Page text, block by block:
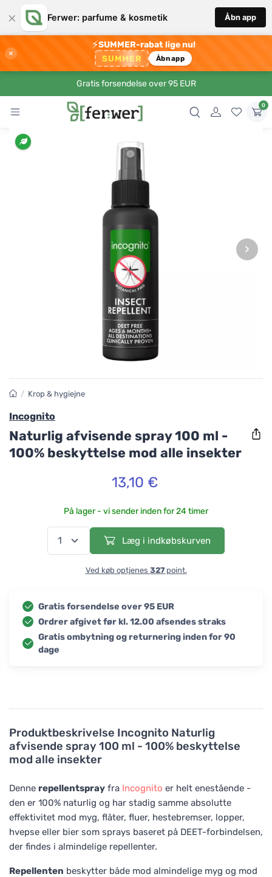
× Ferwer: parfume & kosmetik Åbn app
×
⚡SUMMER-rabat lige nu!
SUMMER Åbn app
Gratis forsendelse over 95 EUR
0
›
Produktbeskrivelse Incognito Naturlig
afvisende spray 100 ml - 100% beskyttelse
mod alle insekter
Denne repellentspray fra Incognito er helt enestående -
den er 100% naturlig og har stadig samme absolutte
effektivitet mod myg, flåter, fluer, hestebremser, lopper,
hvepse eller bier som sprays baseret på DEET-forbindelsen,
der findes i almindelige repellenter.
Repellenten beskytter både mod almindelige myg og mod
/ Krop & hygiejne
Incognito
Naturlig afvisende spray 100 ml -
100% beskyttelse mod alle insekter
13,10 €
På lager - vi sender inden for 24 timer
Læg i indkøbskurven
Ved køb optjenes 327point.
Gratis forsendelse over 95 EUR
Ordrer afgivet før kl. 12.00 afsendes straks
Gratis ombytning og returnering inden for 90
dage